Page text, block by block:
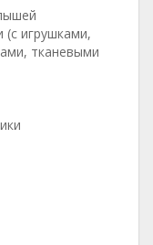
игрушками,
тканевыми